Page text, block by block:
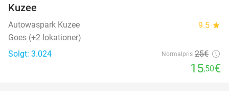
Kuzee
Autowaspark Kuzee 9.5 star
Goes (+2 lokationer)
Solgt: 3.024
Normalpris 25€
15,50€